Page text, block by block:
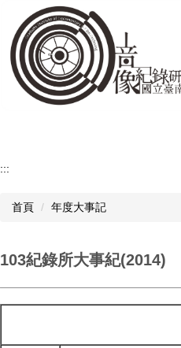
:::
首頁 年度大事記
103紀錄所大事紀(2014)